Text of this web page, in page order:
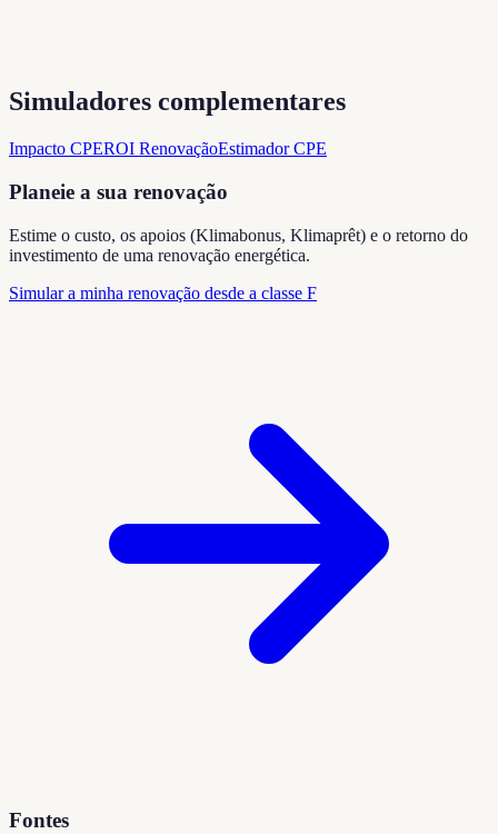
Simuladores complementares
Impacto CPEROI RenovaçãoEstimador CPE
Planeie a sua renovação
Estime o custo, os apoios (Klimabonus, Klimaprêt) e o retorno do
investimento de uma renovação energética.
Simular a minha renovação desde a classe F
Fontes